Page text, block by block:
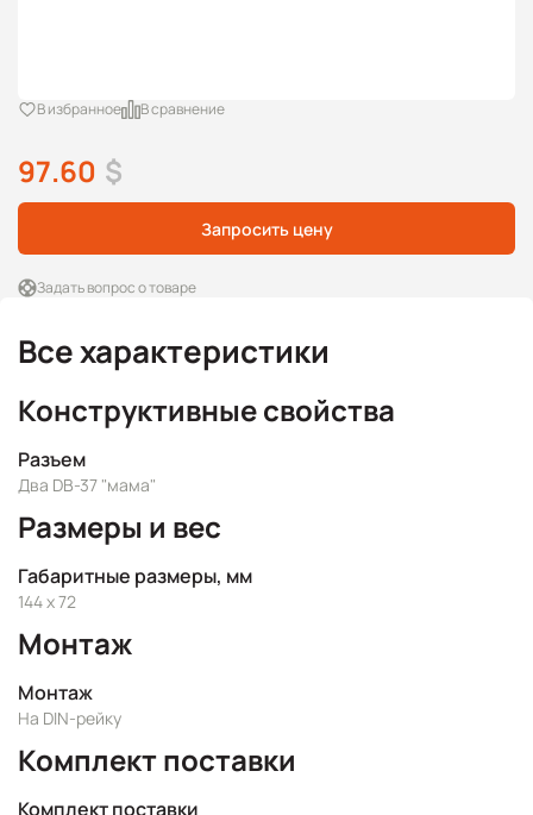
В избранное В сравнение
97.60 $
Запросить цену
Задать вопрос о товаре
Все характеристики
Конструктивные свойства
Разъем
Два DB-37 "мама"
Размеры и вес
Габаритные размеры, мм
144 x 72
Монтаж
Монтаж
На DIN-рейку
Комплект поставки
Комплект поставки